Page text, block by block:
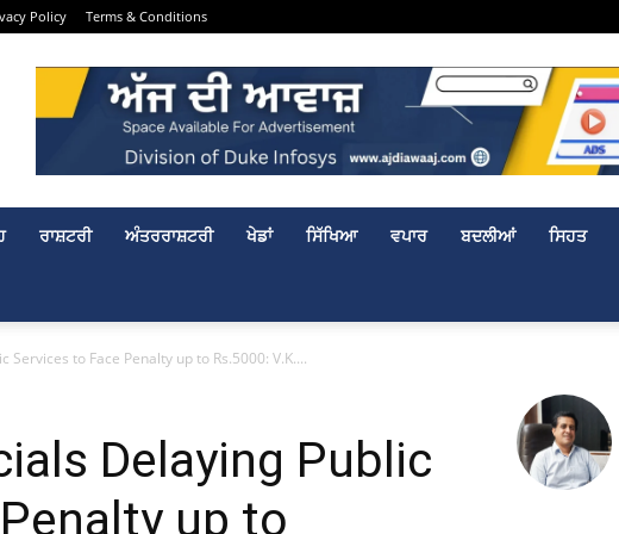
Policy Terms & Conditions
ਰਾਸ਼ਟਰੀ ਅੰਤਰਰਾਸ਼ਟਰੀ ਖੇਡਾਂ ਸਿੱਖਿਆ ਵਪਾਰ ਬਦਲੀਆਂ ਸਿਹਤ
to Face Penalty up to Rs.5000: V.K....
Delaying Public
up to